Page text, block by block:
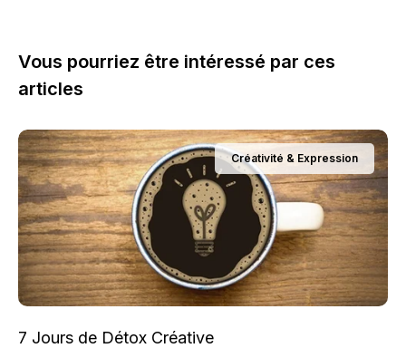
Vous pourriez être intéressé par ces
articles
Créativité & Expression
7 Jours de Détox Créative